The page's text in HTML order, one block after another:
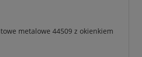
metalowe 44509 z okienkiem